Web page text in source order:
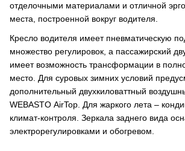
отделочными материалами и отличной
места, построенной вокруг водителя.
Кресло водителя имеет пневматическую
множество регулировок, а пассажирский
имеет возможность трансформации в
место. Для суровых зимних условий
дополнительный двухкиловаттный
WEBASTО AirTop. Для жаркого лета –
климат-контроля. Зеркала заднего вида
электрорегулировками и обогревом.